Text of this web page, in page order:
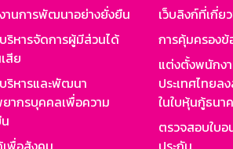
านการพัฒนาอย่างยั่งยืน
ริหารจัดการผู้มีส่วนได้
สีย
ริหารและพัฒนา
ากรบุคคลเพื่อความ
เว็บลิงก์ที่เกี่ย
การคุ้มครอง
แต่งตั้งพนักง
ประเทศไทยล
ในใบหุ้นกู้ธนา
ตรวจสอบใบ